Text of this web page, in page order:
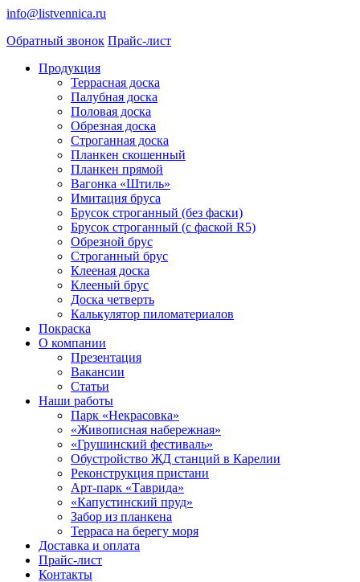
info@listvennica.ru
Обратный звонок Прайс-лист
Продукция
Террасная доска
Палубная доска
Половая доска
Обрезная доска
Строганная доска
Планкен скошенный
Планкен прямой
Вагонка «Штиль»
Имитация бруса
Брусок строганный (без фаски)
Брусок строганный (с фаской R5)
Обрезной брус
Строганный брус
Клееная доска
Клееный брус
Доска четверть
Калькулятор пиломатериалов
Покраска
О компании
Презентация
Вакансии
Статьи
Наши работы
Парк «Некрасовка»
«Живописная набережная»
«Грушинский фестиваль»
Обустройство ЖД станций в Карелии
Реконструкция пристани
Арт-парк «Таврида»
«Капустинский пруд»
Забор из планкена
Терраса на берегу моря
Доставка и оплата
Прайс-лист
Контакты